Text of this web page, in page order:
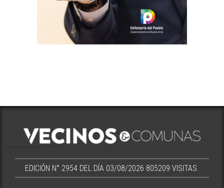
EDICIÓN N° 2954 DEL DÍA 03/08/2026 805209 VISITAS.